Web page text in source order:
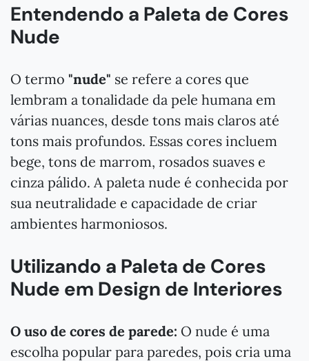
Entendendo a Paleta de Cores
Nude
O termo "nude" se refere a cores que
lembram a tonalidade da pele humana em
várias nuances, desde tons mais claros até
tons mais profundos. Essas cores incluem
bege, tons de marrom, rosados suaves e
cinza pálido. A paleta nude é conhecida por
sua neutralidade e capacidade de criar
ambientes harmoniosos.
Utilizando a Paleta de Cores
Nude em Design de Interiores
O uso de cores de parede: O nude é uma
escolha popular para paredes, pois cria uma